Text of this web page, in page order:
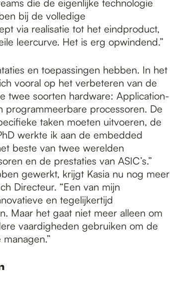
die de eigenlijke technologie
bij de volledige
via realisatie tot het eindproduct,
leercurve. Het is erg opwindend.”
en toepassingen hebben. In het
vooral op het verbeteren van de
twee soorten hardware: Application-
programmeerbare processoren. De
taken moeten uitvoeren, de
werkte ik aan de embedded
beste van twee werelden
en de prestaties van ASIC’s.”
gewerkt, krijgt Kasia nu nog meer
Directeur. “Een van mijn
en tegelijkertijd
Maar het gaat niet meer alleen om
vaardigheden gebruiken om de